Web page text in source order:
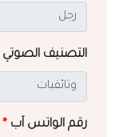
التصنيف الصوتي
رقم الواتس آب *